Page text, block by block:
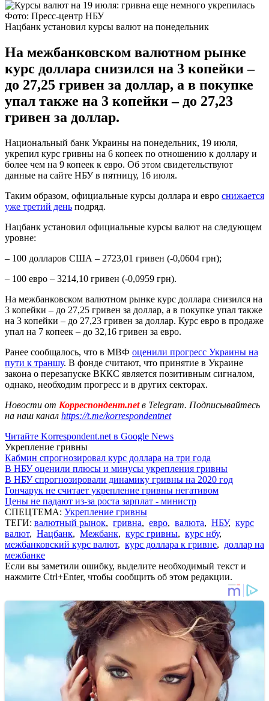
Фото: Пресс-центр НБУ
Нацбанк установил курсы валют на понедельник
На межбанковском валютном рынке
курс доллара снизился на 3 копейки –
до 27,25 гривен за доллар, а в покупке
упал также на 3 копейки – до 27,23
гривен за доллар.
Национальный банк Украины на понедельник, 19 июля,
укрепил курс гривны на 6 копеек по отношению к доллару и
более чем на 9 копеек к евро. Об этом свидетельствуют
данные на сайте НБУ в пятницу, 16 июля.
Таким образом, официальные курсы доллара и евро снижается
уже третий день подряд.
Нацбанк установил официальные курсы валют на следующем
уровне:
– 100 долларов США – 2723,01 гривен (-0,0604 грн);
– 100 евро – 3214,10 гривен (-0,0959 грн).
На межбанковском валютном рынке курс доллара снизился на
3 копейки – до 27,25 гривен за доллар, а в покупке упал также
на 3 копейки – до 27,23 гривен за доллар. Курс евро в продаже
упал на 7 копеек – до 32,16 гривен за евро.
Ранее сообщалось, что в МВФ оценили прогресс Украины на
пути к траншу. В фонде считают, что принятие в Украине
закона о перезапуске ВККС является позитивным сигналом,
однако, необходим прогресс и в других секторах.
Новости от Корреспондент.netв Telegram. Подписывайтесь
на наш канал https://t.me/korrespondentnet
Читайте Korrespondent.net в Google News
Укрепление гривны
Кабмин спрогнозировал курс доллара на три года
В НБУ оценили плюсы и минусы укрепления гривны
В НБУ спрогнозировали динамику гривны на 2020 год
Гончарук не считает укрепление гривны негативом
Цены не падают из-за роста зарплат - министр
СПЕЦТЕМА: Укрепление гривны
ТЕГИ: валютный рынок, гривна, евро, валюта, НБУ, курс
валют, Нацбанк, Межбанк, курс гривны, курс нбу,
межбанковский курс валют, курс доллара к гривне, доллар на
межбанке
Если вы заметили ошибку, выделите необходимый текст и
нажмите Ctrl+Enter, чтобы сообщить об этом редакции.